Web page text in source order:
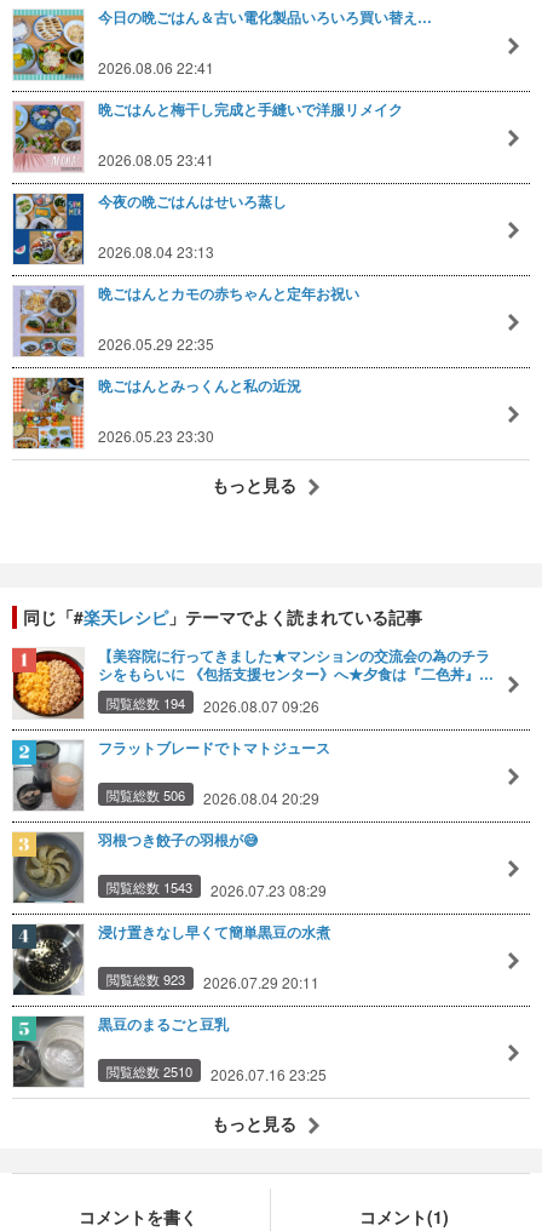
今日の晩ごはん＆古い電化製品いろいろ買い替え…
2026.08.06 22:41
晩ごはんと梅干し完成と手縫いで洋服リメイク
2026.08.05 23:41
今夜の晩ごはんはせいろ蒸し
2026.08.04 23:13
晩ごはんとカモの赤ちゃんと定年お祝い
2026.05.29 22:35
晩ごはんとみっくんと私の近況
2026.05.23 23:30
もっと見る
同じ「#楽天レシピ」テーマでよく読まれている記事
【美容院に行ってきました★マンションの交流会の為のチラ
シをもらいに 《包括支援センター》へ★夕食は『二色丼』…
閲覧総数 194 2026.08.07 09:26
フラットブレードでトマトジュース
閲覧総数 506 2026.08.04 20:29
羽根つき餃子の羽根が😅
閲覧総数 1543 2026.07.23 08:29
浸け置きなし早くて簡単黒豆の水煮
閲覧総数 923 2026.07.29 20:11
黒豆のまるごと豆乳
閲覧総数 2510 2026.07.16 23:25
もっと見る
コメントを書く コメント(1)